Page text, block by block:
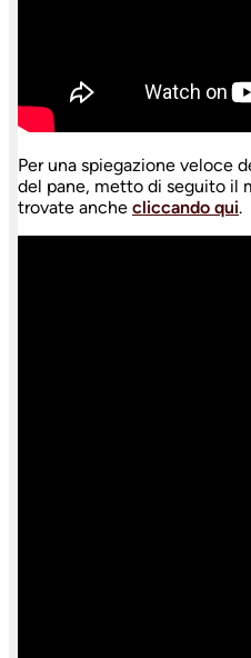
Per una spiegazione veloce
del pane, metto di seguito il
trovate anche cliccando qui.